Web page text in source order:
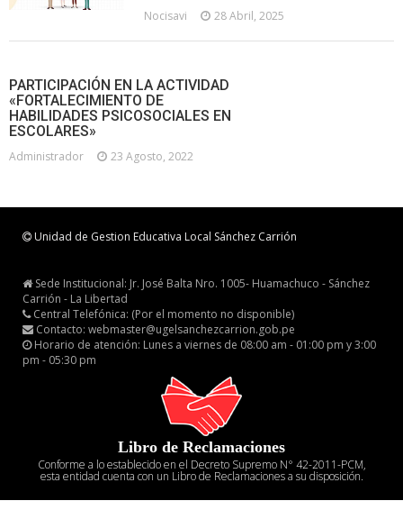
Nocisavi 28 Abril, 2025
PARTICIPACIÓN EN LA ACTIVIDAD
«FORTALECIMIENTO DE
HABILIDADES PSICOSOCIALES EN
ESCOLARES»
Administrador 23 Agosto, 2022
Unidad de Gestion Educativa Local Sánchez Carrión
Sede Institucional: Jr. José Balta Nro. 1005- Huamachuco - Sánchez
Carrión - La Libertad
Central Telefónica: (Por el momento no disponible)
Contacto: webmaster@ugelsanchezcarrion.gob.pe
Horario de atención: Lunes a viernes de 08:00 am - 01:00 pm y 3:00
pm - 05:30 pm
Libro de Reclamaciones
Conforme a lo establecido en el Decreto Supremo N° 42-2011-PCM,
esta entidad cuenta con un Libro de Reclamaciones a su disposición.